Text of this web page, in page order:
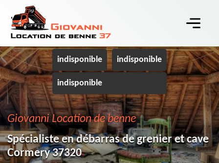
indisponible indisponible
indisponible
Giovanni Location de benne
Spécialiste en débarras de grenier et cave
Cormery 37320